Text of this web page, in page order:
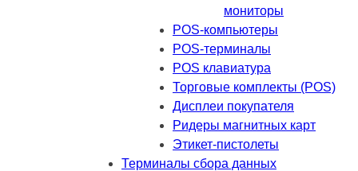
мониторы
POS-компьютеры
POS-терминалы
POS клавиатура
Торговые комплекты (POS)
Дисплеи покупателя
Ридеры магнитных карт
Этикет-пистолеты
Терминалы сбора данных